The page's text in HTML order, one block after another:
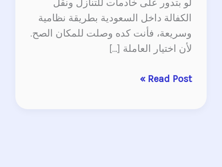
لو بتدور على خادمات للتنازل ونقل
الكفالة داخل السعودية بطريقة نظامية
وسريعة، فأنت كده وصلت للمكان الصح.
لأن اختيار العاملة […]
Read Post »